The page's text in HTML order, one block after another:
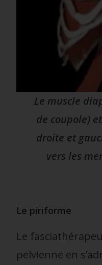
Le muscle
de coupole)
droite et
vers les
Le piriforme
Le
pelvienne en